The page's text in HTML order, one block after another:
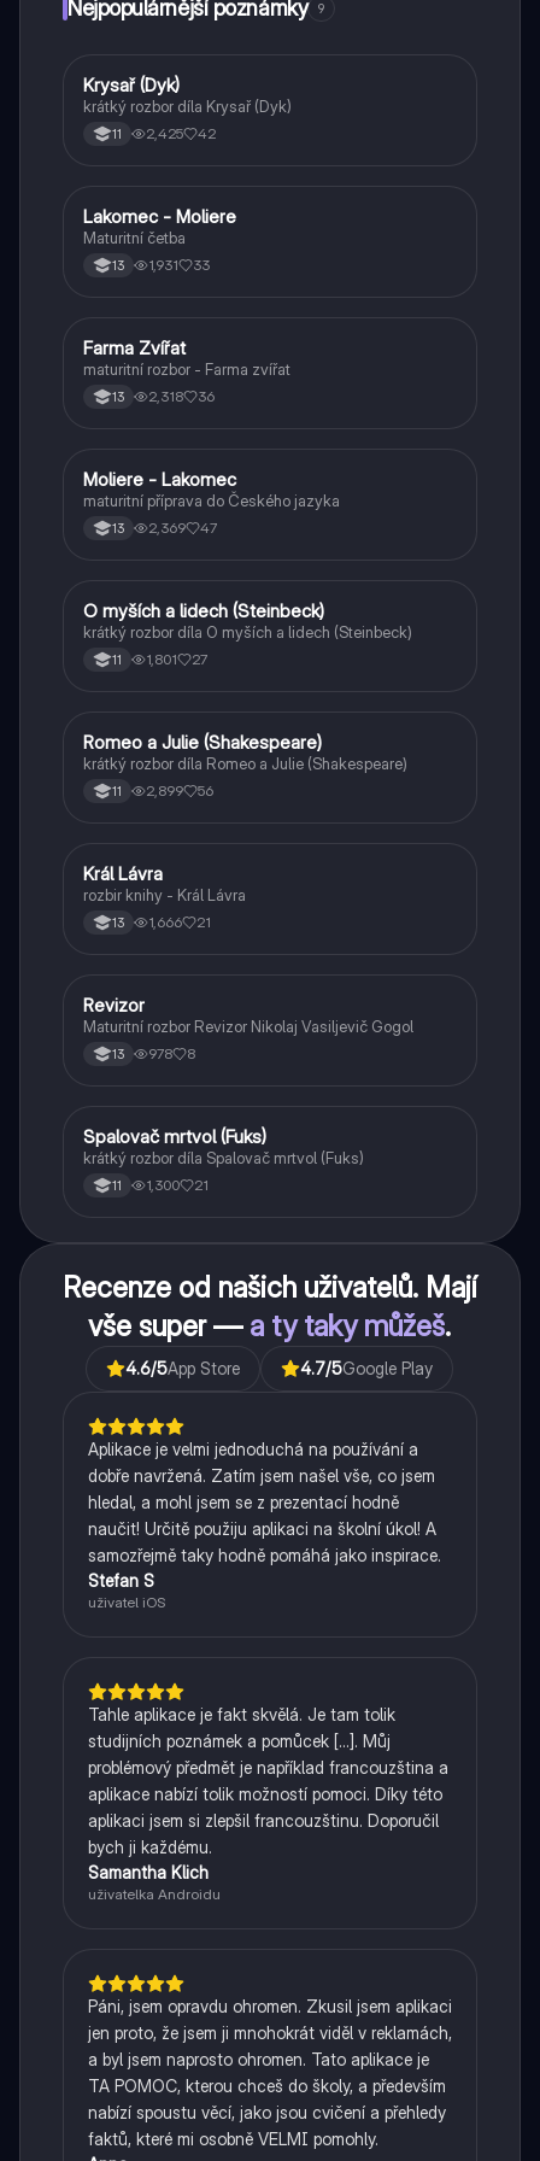
Nejpopulárnější poznámky 9
Český jazyk a literatura
Krysař (Dyk)
krátký rozbor díla Krysař (Dyk)
11 2,425 42
Český jazyk a literatura
Lakomec - Moliere
Maturitní četba
13 1,931 33
Český jazyk a literatura
Farma Zvířat
maturitní rozbor - Farma zvířat
13 2,318 36
Český jazyk a literatura
Moliere - Lakomec
maturitní příprava do Českého jazyka
13 2,369 47
Český jazyk a literatura
O myších a lidech (Steinbeck)
krátký rozbor díla O myších a lidech (Steinbeck)
11 1,801 27
Český jazyk a literatura
Romeo a Julie (Shakespeare)
krátký rozbor díla Romeo a Julie (Shakespeare)
11 2,899 56
Český jazyk a literatura
Král Lávra
rozbir knihy - Král Lávra
13 1,666 21
Český jazyk a literatura
Revizor
Maturitní rozbor Revizor Nikolaj Vasiljevič Gogol
13 978 8
Český jazyk a literatura
Spalovač mrtvol (Fuks)
krátký rozbor díla Spalovač mrtvol (Fuks)
11 1,300 21
Recenze od našich uživatelů. Mají
vše super — a ty taky můžeš.
4.6/5App Store 4.7/5Google Play
Aplikace je velmi jednoduchá na používání a
dobře navržená. Zatím jsem našel vše, co jsem
hledal, a mohl jsem se z prezentací hodně
naučit! Určitě použiju aplikaci na školní úkol! A
samozřejmě taky hodně pomáhá jako inspirace.
Stefan S
uživatel iOS
Tahle aplikace je fakt skvělá. Je tam tolik
studijních poznámek a pomůcek [...]. Můj
problémový předmět je například francouzština a
aplikace nabízí tolik možností pomoci. Díky této
aplikaci jsem si zlepšil francouzštinu. Doporučil
bych ji každému.
Samantha Klich
uživatelka Androidu
Páni, jsem opravdu ohromen. Zkusil jsem aplikaci
jen proto, že jsem ji mnohokrát viděl v reklamách,
a byl jsem naprosto ohromen. Tato aplikace je
TA POMOC, kterou chceš do školy, a především
nabízí spoustu věcí, jako jsou cvičení a přehledy
faktů, které mi osobně VELMI pomohly.